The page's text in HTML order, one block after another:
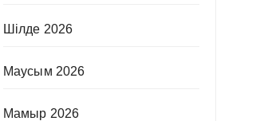
Шілде 2026
Маусым 2026
Мамыр 2026